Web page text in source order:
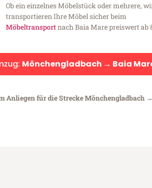
Ob ein einzelnes Möbelstück oder mehrere,
transportieren Ihre Möbel sicher beim
Möbeltransportnach Baia Mare preiswert ab
Mönchengladbach → Baia
Anliegen für die Strecke Mönchengladbach